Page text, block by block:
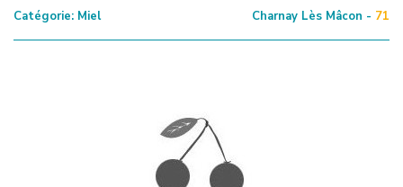
Catégorie: Miel Charnay Lès Mâcon - 71